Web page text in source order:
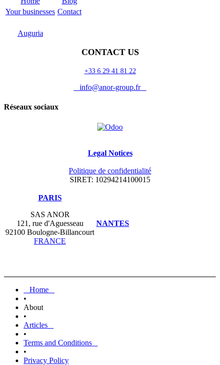
Your businesses Contact
Auguria
CONTACT US
+33 6 29 41 81 22
info@anor-group.fr
Réseaux sociaux
Legal Notices
Politique de confidentialité
SIRET: 10294214100015
​PARIS
SAS ANOR
121, rue d'Aguesseau
92100 Boulogne-Billancourt
FRANCE
NANTES
Home
•
About
•
Articles
•
Terms and Conditions
•
Privacy Policy